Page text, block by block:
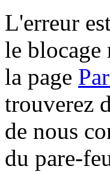
L'erreur
le blocage
la page
trouverez
de nous
du pare-